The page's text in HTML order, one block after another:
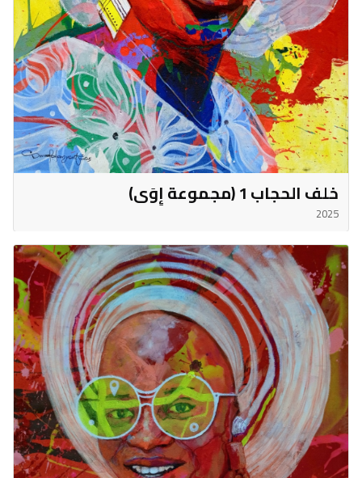
خلف الحجاب 1 (مجموعة إِوَى)
2025